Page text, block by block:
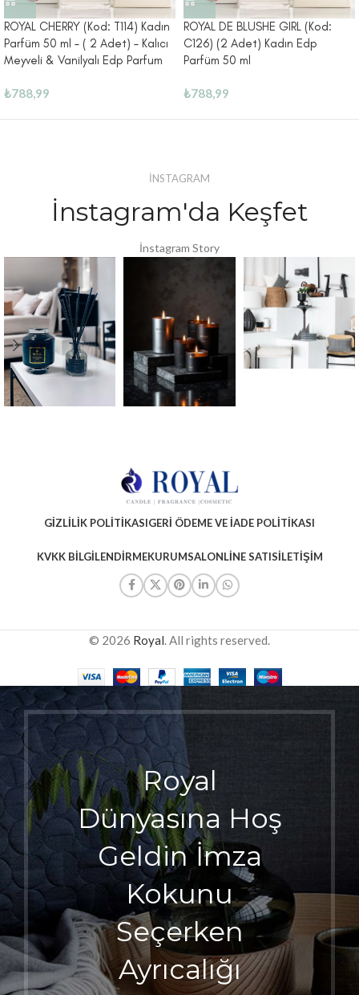
ROYAL CHERRY (Kod: T114) Kadın
Parfüm 50 ml – ( 2 Adet) – Kalıcı
Meyveli & Vanilyalı Edp Parfum
₺788,99
ROYAL DE BLUSHE GIRL (Kod:
C126) (2 Adet) Kadın Edp
Parfüm 50 ml
₺788,99
İNSTAGRAM
İnstagram'da Keşfet
İnstagram Story
GIZLILIK POLITIKASIGERI ÖDEME VE İADE POLITIKASI
KVKK BILGILENDIRMEKURUMSALONLINE SATISİLETIŞIM
© 2026 Royal. All rights reserved.
Royal
Dünyasına Hoş
Geldin İmza
Kokunu
Seçerken
Ayrıcalığı